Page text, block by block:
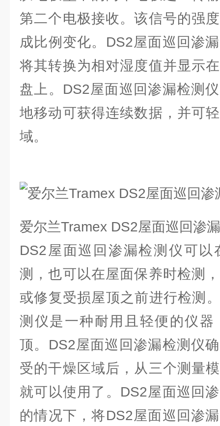
第二个电极接收。该信号的强
成比例变化。DS2屋面巡回渗
将其转换为相对湿度值并显示
盘上。DS2屋面巡回渗漏检测
地移动可获得连续数据，并可
域。
爱尔兰Tramex DS2屋面巡回渗
DS2屋面巡回渗漏检测仪可
测，也可以在屋面保养时检测
或修复受损屋顶之前进行检测
测仪是一种耐用且轻便的仪器
顶。DS2屋面巡回渗漏检测仪
受的干燥区域后，从三个测量
就可以使用了。DS2屋面巡回
的情况下，将DS2屋面巡回渗